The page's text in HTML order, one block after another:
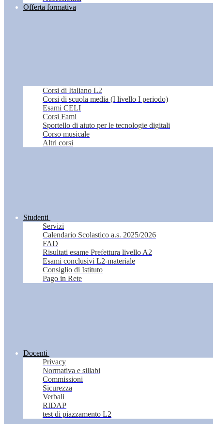
Offerta formativa
Corsi di Italiano L2
Corsi di scuola media (I livello I periodo)
Esami CELI
Corsi Fami
Sportello di aiuto per le tecnologie digitali
Corso musicale
Altri corsi
Studenti
Servizi
Calendario Scolastico a.s. 2025/2026
FAD
Risultati esame Prefettura livello A2
Esami conclusivi L2-materiale
Consiglio di Istituto
Pago in Rete
Docenti
Privacy
Normativa e sillabi
Commissioni
Sicurezza
Verbali
RIDAP
test di piazzamento L2